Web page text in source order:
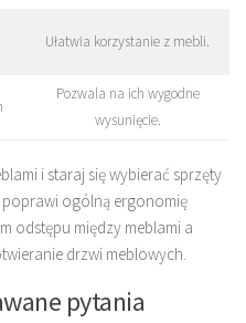
Ułatwia korzystanie z mebli.
Pozwala na ich wygodne
wysunięcie.
i staraj się wybierać sprzęty
ogólną ergonomię
odstępu między meblami a
drzwi meblowych.
pytania